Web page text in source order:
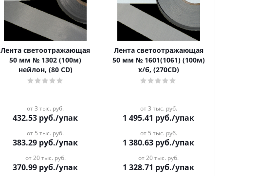
Лента светоотражающая
50 мм № 1302 (100м)
нейлон, (80 CD)
от 3 тыс. руб.
432.53 руб./упак
от 5 тыс. руб.
383.29 руб./упак
от 20 тыс. руб.
370.99 руб./упак
Лента светоотражающая
50 мм № 1601(1061) (100м)
х/б, (270CD)
от 3 тыс. руб.
1 495.41 руб./упак
от 5 тыс. руб.
1 380.63 руб./упак
от 20 тыс. руб.
1 328.71 руб./упак